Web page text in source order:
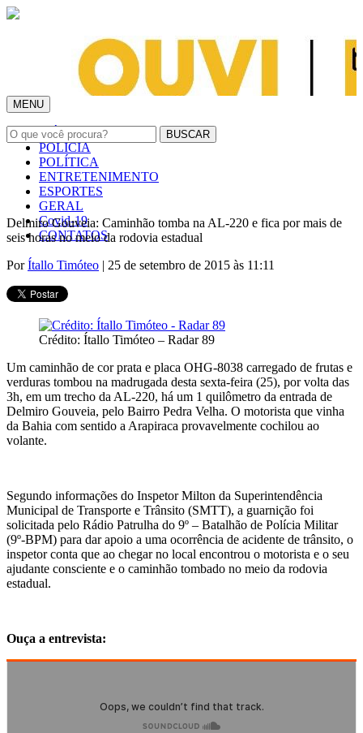
MENU
INÍCIO
POLÍCIA
POLÍTICA
ENTRETENIMENTO
ESPORTES
GERAL
Covid-19
CONTATOS
Delmiro Gouveia: Caminhão tomba na AL-220 e fica por mais de
seis horas no meio da rodovia estadual
PorÍtallo Timóteo | 25 de setembro de 2015 às 11:11
Crédito: Ítallo Timóteo – Radar 89
Um caminhão de cor prata e placa OHG-8038 carregado de frutas e
verduras tombou na madrugada desta sexta-feira (25), por volta das
3h, em um trecho da AL-220, há um 1 quilômetro da entrada de
Delmiro Gouveia, pelo Bairro Pedra Velha. O motorista que vinha
da Bahia com sentido a Arapiraca provavelmente cochilou ao
volante.
Segundo informações do Inspetor Milton da Superintendência
Municipal de Transporte e Trânsito (SMTT), a guarnição foi
solicitada pelo Rádio Patrulha do 9º – Batalhão de Polícia Militar
(9º-BPM) para dar apoio a uma ocorrência de acidente de trânsito, o
inspetor conta que ao chegar no local encontrou o motorista e o seu
ajudante consciente e o caminhão tombado no meio da rodovia
estadual.
Ouça a entrevista: